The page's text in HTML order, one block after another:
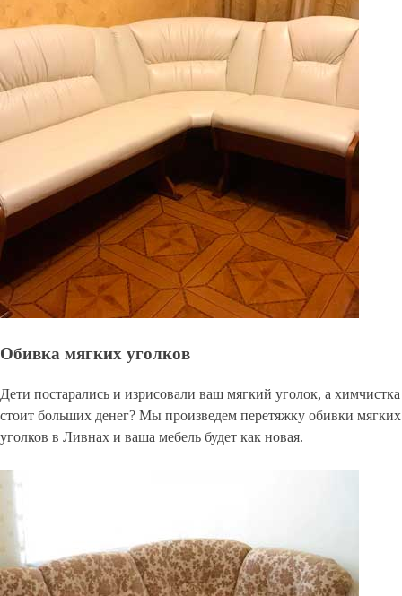
Обивка мягких уголков
Дети постарались и изрисовали ваш мягкий уголок, а химчистка
стоит больших денег? Мы произведем перетяжку обивки мягких
уголков в Ливнах и ваша мебель будет как новая.